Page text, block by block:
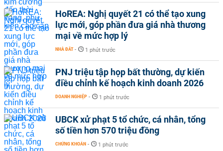
HoREA: Nghị quyết 21 có thể tạo xung
lực mới, góp phần đưa giá nhà thương
mại về mức hợp lý
NHÀ ĐẤT - 1 phút trước
PNJ triệu tập họp bất thường, dự kiến
điều chỉnh kế hoạch kinh doanh 2026
DOANH NGHIỆP - 1 phút trước
UBCK xử phạt 5 tổ chức, cá nhân, tổng
số tiền hơn 570 triệu đồng
CHỨNG KHOÁN - 1 phút trước